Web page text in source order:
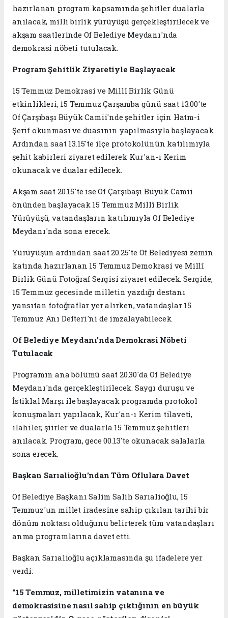
hazırlanan program kapsamında şehitler dualarla
anılacak, milli birlik yürüyüşü gerçekleştirilecek ve
akşam saatlerinde Of Belediye Meydanı'nda
demokrasi nöbeti tutulacak.
Program Şehitlik Ziyaretiyle Başlayacak
15 Temmuz Demokrasi ve Millî Birlik Günü
etkinlikleri, 15 Temmuz Çarşamba günü saat 13.00'te
Of Çarşıbaşı Büyük Camii'nde şehitler için Hatm-i
Şerif okunması ve duasının yapılmasıyla başlayacak.
Ardından saat 13.15'te ilçe protokolünün katılımıyla
şehit kabirleri ziyaret edilerek Kur'an-ı Kerim
okunacak ve dualar edilecek.
Akşam saat 20.15'te ise Of Çarşıbaşı Büyük Camii
önünden başlayacak 15 Temmuz Millî Birlik
Yürüyüşü, vatandaşların katılımıyla Of Belediye
Meydanı'nda sona erecek.
Yürüyüşün ardından saat 20.25'te Of Belediyesi zemin
katında hazırlanan 15 Temmuz Demokrasi ve Millî
Birlik Günü Fotoğraf Sergisi ziyaret edilecek. Sergide,
15 Temmuz gecesinde milletin yazdığı destanı
yansıtan fotoğraflar yer alırken, vatandaşlar 15
Temmuz Anı Defteri'ni de imzalayabilecek.
Of Belediye Meydanı'nda Demokrasi Nöbeti
Tutulacak
Programın ana bölümü saat 20.30'da Of Belediye
Meydanı'nda gerçekleştirilecek. Saygı duruşu ve
İstiklal Marşı ile başlayacak programda protokol
konuşmaları yapılacak, Kur'an-ı Kerim tilaveti,
ilahiler, şiirler ve dualarla 15 Temmuz şehitleri
anılacak. Program, gece 00.13'te okunacak salalarla
sona erecek.
Başkan Sarıalioğlu'ndan Tüm Oflulara Davet
Of Belediye Başkanı Salim Salih Sarıalioğlu, 15
Temmuz'un millet iradesine sahip çıkılan tarihi bir
dönüm noktası olduğunu belirterek tüm vatandaşları
anma programlarına davet etti.
Başkan Sarıalioğlu açıklamasında şu ifadelere yer
verdi:
"15 Temmuz, milletimizin vatanına ve
demokrasisine nasıl sahip çıktığının en büyük